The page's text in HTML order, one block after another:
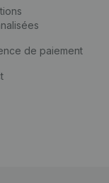
de paiement